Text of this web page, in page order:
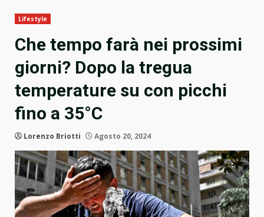
Lifestyle
Che tempo farà nei prossimi
giorni? Dopo la tregua
temperature su con picchi
fino a 35°C
Lorenzo Briotti Agosto 20, 2024